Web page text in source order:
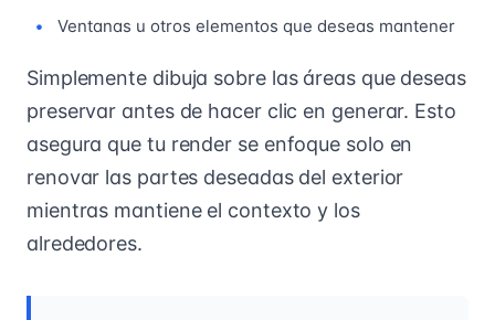
Ventanas u otros elementos que deseas mantener
Simplemente dibuja sobre las áreas que deseas
preservar antes de hacer clic en generar. Esto
asegura que tu render se enfoque solo en
renovar las partes deseadas del exterior
mientras mantiene el contexto y los
alrededores.